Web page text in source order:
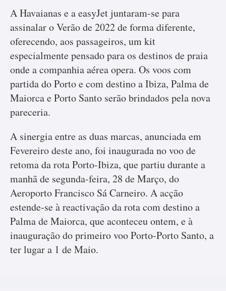
A Havaianas e a easyJet juntaram-se para
assinalar o Verão de 2022 de forma diferente,
oferecendo, aos passageiros, um kit
especialmente pensado para os destinos de praia
onde a companhia aérea opera. Os voos com
partida do Porto e com destino a Ibiza, Palma de
Maiorca e Porto Santo serão brindados pela nova
pareceria.
A sinergia entre as duas marcas, anunciada em
Fevereiro deste ano, foi inaugurada no voo de
retoma da rota Porto-Ibiza, que partiu durante a
manhã de segunda-feira, 28 de Março, do
Aeroporto Francisco Sá Carneiro. A acção
estende-se à reactivação da rota com destino a
Palma de Maiorca, que aconteceu ontem, e à
inauguração do primeiro voo Porto-Porto Santo, a
ter lugar a 1 de Maio.